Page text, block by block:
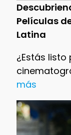
Películas
Latina
¿Estás
más